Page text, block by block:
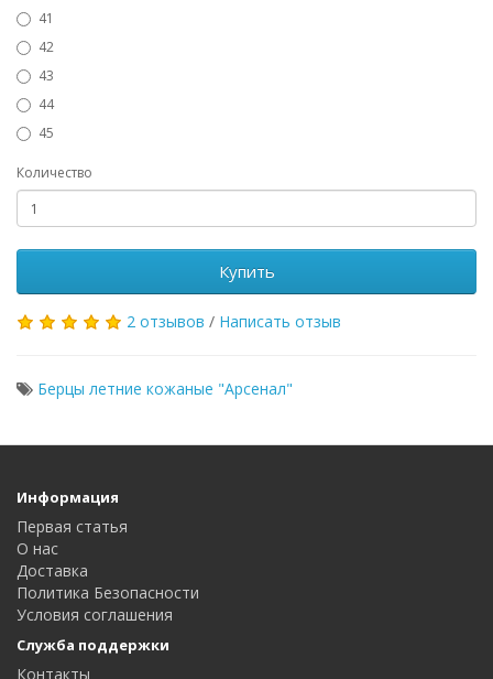
41
42
43
44
45
Количество
Купить
2 отзывов / Написать отзыв
Берцы летние кожаные "Арсенал"
Информация
Первая статья
О нас
Доставка
Политика Безопасности
Условия соглашения
Служба поддержки
Контакты